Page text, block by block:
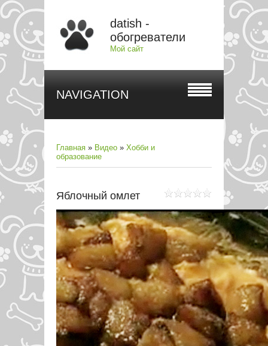
datish -
обогреватели
Мой сайт
NAVIGATION
Главная » Видео » Хобби и
образование
Яблочный омлет